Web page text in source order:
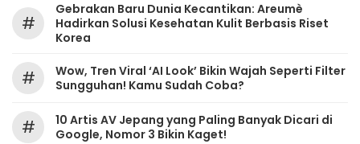
#
Gebrakan Baru Dunia Kecantikan: Areumè
Hadirkan Solusi Kesehatan Kulit Berbasis Riset
Korea
#
Wow, Tren Viral ‘AI Look’ Bikin Wajah Seperti Filter
Sungguhan! Kamu Sudah Coba?
#
10 Artis AV Jepang yang Paling Banyak Dicari di
Google, Nomor 3 Bikin Kaget!